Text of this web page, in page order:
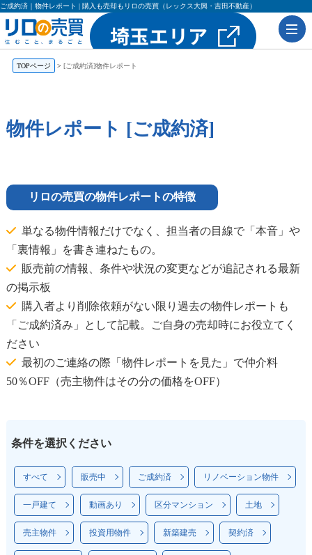
ご成約済｜物件レポート | 購入も売却もリロの売買（レックス大興・吉田不動産）
TOPページ [ご成約済]物件レポート
物件レポート [ご成約済]
リロの売買の物件レポートの特徴
単なる物件情報だけでなく、担当者の目線で「本音」や
「裏情報」を書き連ねたもの。
販売前の情報、条件や状況の変更などが追記される最新
の掲示板
購入者より削除依頼がない限り過去の物件レポートも
「ご成約済み」として記載。ご自身の売却時にお役立てく
ださい
最初のご連絡の際「物件レポートを見た」で仲介料
50％OFF（売主物件はその分の価格をOFF）
条件を選択ください
すべて 販売中 ご成約済 リノベーション物件
一戸建て 動画あり 区分マンション 土地
売主物件 投資用物件 新築建売 契約済